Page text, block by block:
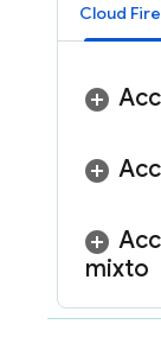
Cloud
mixto